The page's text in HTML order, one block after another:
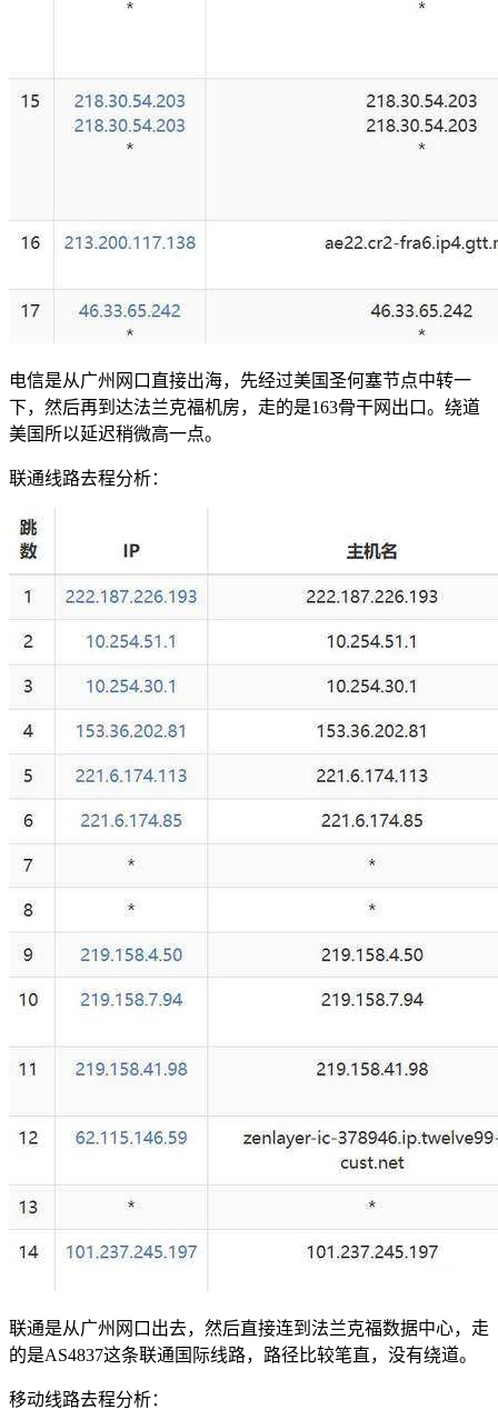
电信是从广州网口直接出海，先经过美国圣何塞节点中转一
下，然后再到达法兰克福机房，走的是163骨干网出口。绕道
美国所以延迟稍微高一点。
联通线路去程分析：
联通是从广州网口出去，然后直接连到法兰克福数据中心，走
的是AS4837这条联通国际线路，路径比较笔直，没有绕道。
移动线路去程分析：